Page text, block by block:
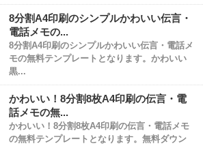
8分割A4印刷のシンプルかわいい伝言・
電話メモの...
8分割A4印刷のシンプルかわいい伝言・電話メ
モの無料テンプレートとなります。かわいい
黒...
かわいい！8分割8枚A4印刷の伝言・電
話メモの無...
かわいい！8分割8枚A4印刷の伝言・電話メモ
の無料テンプレートとなります。無料ダウン